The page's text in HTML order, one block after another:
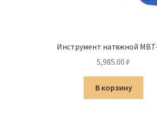
Инструмент натяжной
5,985.00 ₽
В корзину